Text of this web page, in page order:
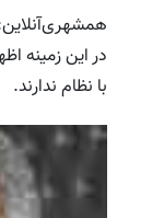
در این زمینه
با نظام ندارند.